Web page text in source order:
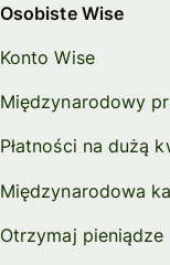
Osobiste Wise
Konto Wise
Międzynarodowy
Płatności na dużą
Międzynarodowa
Otrzymaj pieniądze